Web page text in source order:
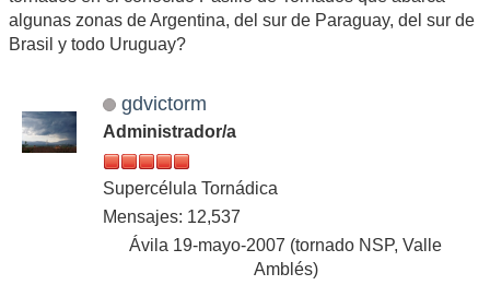
algunas zonas de Argentina, del sur de Paraguay, del sur de
Brasil y todo Uruguay?
gdvictorm
Administrador/a
Supercélula Tornádica
Mensajes: 12,537
Ávila 19-mayo-2007 (tornado NSP, Valle
Amblés)